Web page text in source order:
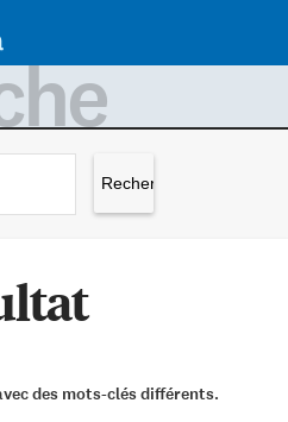
des mots-clés différents.